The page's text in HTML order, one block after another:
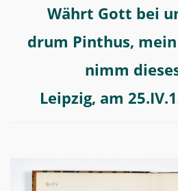
Währt Gott bei
drum Pinthus,
nimm
Leipzig, am